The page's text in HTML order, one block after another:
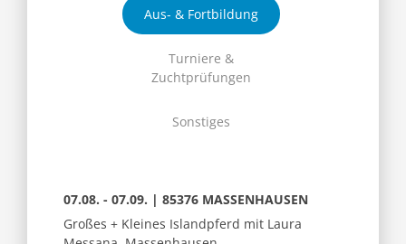
Aus- & Fortbildung
Turniere &
Zuchtprüfungen
Sonstiges
07.08. - 07.09. | 85376 MASSENHAUSEN
Großes + Kleines Islandpferd mit Laura